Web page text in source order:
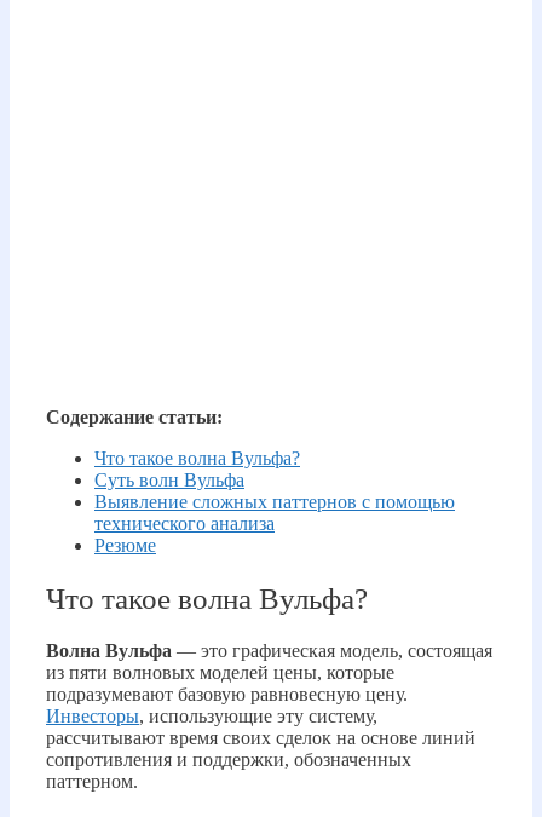
Содержание статьи:
Что такое волна Вульфа?
Суть волн Вульфа
Выявление сложных паттернов с помощью
технического анализа
Резюме
Что такое волна Вульфа?
Волна Вульфа — это графическая модель, состоящая
из пяти волновых моделей цены, которые
подразумевают базовую равновесную цену.
Инвесторы, использующие эту систему,
рассчитывают время своих сделок на основе линий
сопротивления и поддержки, обозначенных
паттерном.